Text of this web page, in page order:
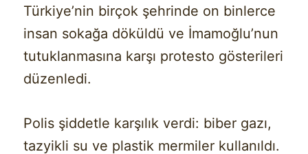
Türkiye’nin birçok şehrinde on binlerce
insan sokağa döküldü ve İmamoğlu’nun
tutuklanmasına karşı protesto gösterileri
düzenledi.
Polis şiddetle karşılık verdi: biber gazı,
tazyikli su ve plastik mermiler kullanıldı.